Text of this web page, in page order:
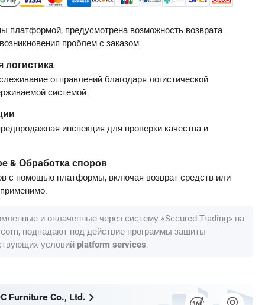
платформой, предусмотрена возможность возврата
проблем с заказом.
отправлений благодаря логистической
системой.
инспекция для проверки качества и
& Обработка споров
с помощью платформы, включая возврат средств или
и оплаченные через систему «Secured Trading» на
подпадают под действие программы защиты
условий platform services
Furniture Co., Ltd.